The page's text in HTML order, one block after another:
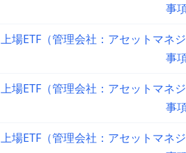
事
上場ETF（管理会社：アセットマネ
事
上場ETF（管理会社：アセットマネ
事
上場ETF（管理会社：アセットマネ